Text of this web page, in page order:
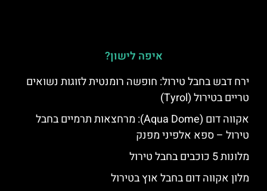
איפה לישון?
ירח דבש בחבל טירול: חופשה רומנטית לזוגות נשואים
טריים בטירול (Tyrol)
אקווה דום (Aqua Dome): מרחצאות תרמיים בחבל
טירול – ספא אלפיני מפנק
מלונות 5 כוכבים בחבל טירול
מלון אקווה דום בחבל אוץ בטירול